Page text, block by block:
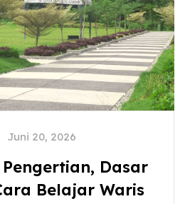
Juni 20, 2026
Dasar
Belajar Waris